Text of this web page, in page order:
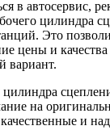
в автосервис,
цилиндра
Это
цены и
вариант.
на
и